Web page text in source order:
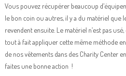
Vous pouvez récupérer beaucoup
le bon coin ou autres, il y a du matériel que
revendent ensuite. Le matériel n’est pas
tout à fait appliquer cette même méthode
de nos vêtements dans des Charity Center
faites une bonne action !